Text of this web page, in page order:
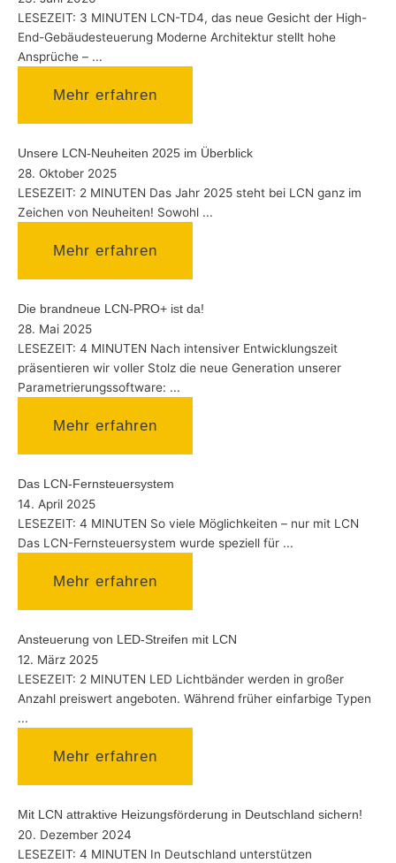
LESEZEIT: 3 MINUTEN LCN-TD4, das neue Gesicht der High-
End-Gebäudesteuerung Moderne Architektur stellt hohe
Ansprüche – ...
Mehr erfahren
Unsere LCN-Neuheiten 2025 im Überblick
28. Oktober 2025
LESEZEIT: 2 MINUTEN Das Jahr 2025 steht bei LCN ganz im
Zeichen von Neuheiten! Sowohl ...
Mehr erfahren
Die brandneue LCN-PRO+ ist da!
28. Mai 2025
LESEZEIT: 4 MINUTEN Nach intensiver Entwicklungszeit
präsentieren wir voller Stolz die neue Generation unserer
Parametrierungssoftware: ...
Mehr erfahren
Das LCN-Fernsteuersystem
14. April 2025
LESEZEIT: 4 MINUTEN So viele Möglichkeiten – nur mit LCN
Das LCN-Fernsteuersystem wurde speziell für ...
Mehr erfahren
Ansteuerung von LED-Streifen mit LCN
12. März 2025
LESEZEIT: 2 MINUTEN LED Lichtbänder werden in großer
Anzahl preiswert angeboten. Während früher einfarbige Typen
...
Mehr erfahren
Mit LCN attraktive Heizungsförderung in Deutschland sichern!
20. Dezember 2024
LESEZEIT: 4 MINUTEN In Deutschland unterstützen